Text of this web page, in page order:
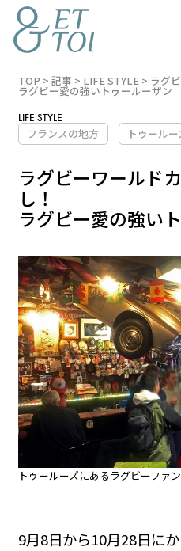
リュクス
GOURMET
グルメ
LIFE STYLE
ライフスタイル
BUSINESS
ビジネス・キャリア
INFOS PRATIQUES
フランス生活
TAG
タグ
#フランス郵便情報
#フランス
TOP > 記事 > LIFE STYLE> ラグ
ラグビー愛の強いトゥールーザン
LIFE STYLE
フランスの地方 トゥール
ラグビーワールド
し！
ラグビー愛の強い
トゥールーズにあるラグビーファ
9月8日から10月28日に